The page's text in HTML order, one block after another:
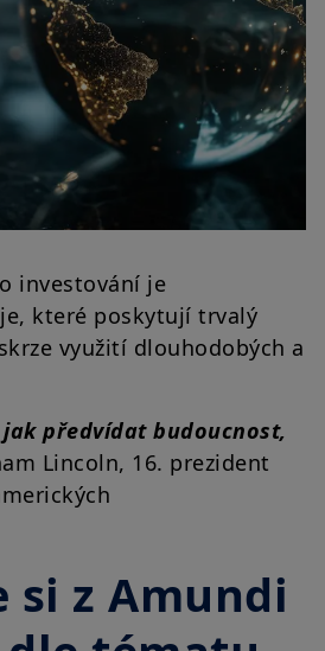
investování je
které poskytují trvalý
využití dlouhodobých a
předvídat budoucnost,
Lincoln, 16. prezident
si z Amundi